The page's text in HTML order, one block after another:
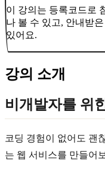
이 강의는 등록코드로
나 볼 수 있고, 안내받
있어요.
강의 소개
비개발자를 위
코딩 경험이 없어도 괜
는 웹 서비스를 만들어